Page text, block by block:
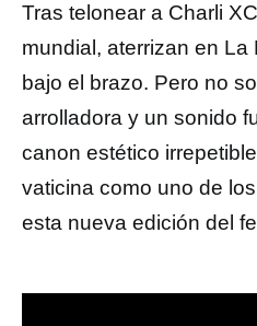
Tras telonear a Charli
mundial, aterrizan en La
bajo el brazo. Pero no
arrolladora y un sonido
canon estético
vaticina como uno de
esta nueva edición del